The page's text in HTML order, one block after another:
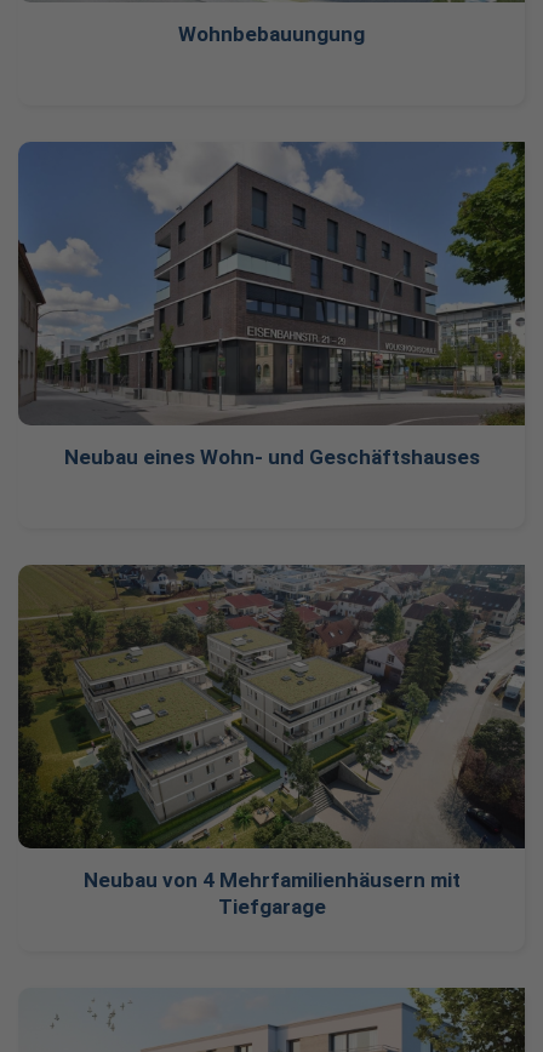
Wohnbebauungung
Neubau eines Wohn- und Geschäftshauses
Neubau von 4 Mehrfamilienhäusern mit
Tiefgarage